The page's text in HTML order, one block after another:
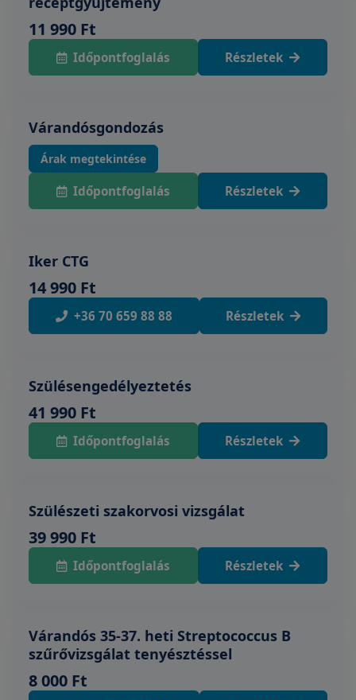
11 990 Ft
Időpontfoglalás Részletek
Várandósgondozás
Árak megtekintése
Időpontfoglalás Részletek
Iker CTG
14 990 Ft
+36 70 659 88 88 Részletek
Szülésengedélyeztetés
41 990 Ft
Időpontfoglalás Részletek
Szülészeti szakorvosi vizsgálat
39 990 Ft
Időpontfoglalás Részletek
Várandós 35-37. heti Streptococcus B
szűrővizsgálat tenyésztéssel
8 000 Ft